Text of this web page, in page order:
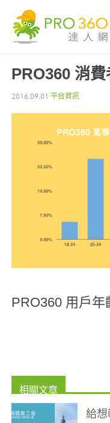
PRO360 消費
2016.09.01 平台資訊
PRO360 用戶年
給